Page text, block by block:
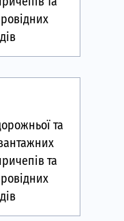
та
та